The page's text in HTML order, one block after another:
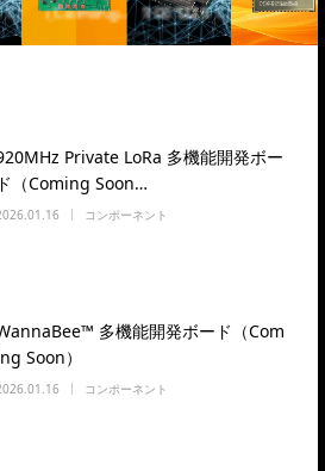
…
（Coming… 900T22S（… …
Private LoRa 多機能開発ボー
ド（Coming Soon…
コンポーネント
多機能開発ボード（Com
Soon）
コンポーネント